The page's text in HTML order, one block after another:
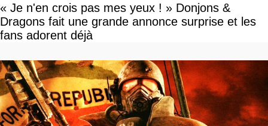
« Je n'en crois pas mes yeux ! » Donjons &
Dragons fait une grande annonce surprise et les
fans adorent déjà